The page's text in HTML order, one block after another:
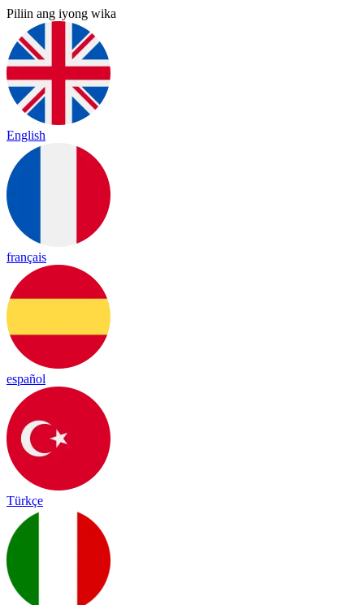
Piliin ang iyong wika
English
français
español
Türkçe